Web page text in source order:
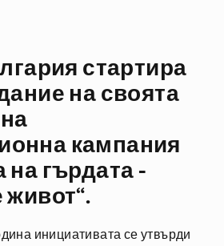
стартира
на своята
кампания
на гърдата -
живот“.
инициативата се утвърди